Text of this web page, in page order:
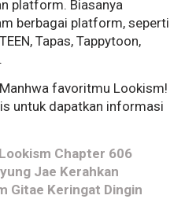
platform. Biasanya
berbagai platform, seperti
Tapas, Tappytoon,
favoritmu Lookism!
untuk dapatkan informasi
Chapter 606
Jae Kerahkan
Gitae Keringat Dingin